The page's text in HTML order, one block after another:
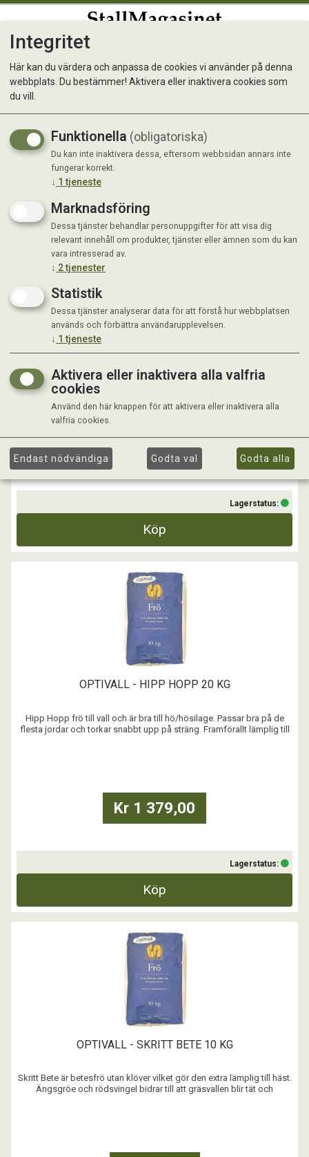
Visar 3 produkter
OPTIVALL - DIET 20 KG
som har ett lägre näringsbehov och önskemål om ett spädare foder.
...
Kr 1 379,00
Lagerstatus:
Köp
OPTIVALL - HIPP HOPP 20 KG
Hipp Hopp frö till vall och är bra till hö/hösilage. Passar bra på de
flesta jordar och torkar snabbt upp på sträng. Framförallt lämplig till
Kr 1 379,00
Lagerstatus:
Köp
OPTIVALL - SKRITT BETE 10 KG
Skritt Bete är betesfrö utan klöver vilket gör den extra lämplig till häst.
Ängsgröe och rödsvingel bidrar till att gräsvallen blir tät och
Integritet
Här kan du värdera och anpassa de cookies vi använder på denna
webbplats. Du bestämmer! Aktivera eller inaktivera cookies som
du vill.
Funktionella (obligatoriska)
Du kan inte inaktivera dessa, eftersom webbsidan annars inte
fungerar korrekt.
↓ 1 tjeneste
Marknadsföring
Dessa tjänster behandlar personuppgifter för att visa dig
relevant innehåll om produkter, tjänster eller ämnen som du kan
vara intresserad av.
↓ 2tjenester
Statistik
Dessa tjänster analyserar data för att förstå hur webbplatsen
används och förbättra användarupplevelsen.
↓ 1 tjeneste
Aktivera eller inaktivera alla valfria
cookies
Använd den här knappen för att aktivera eller inaktivera alla
valfria cookies.
Endast nödvändiga Godta val Godta alla